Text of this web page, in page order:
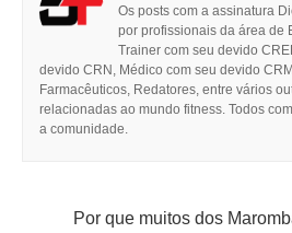
Os posts com a assinatura
por profissionais da área de
Trainer com seu devido
devido CRN, Médico com seu devido
Farmacêuticos, Redatores, entre vários
relacionadas ao mundo fitness. Todos
a comunidade.
Por que muitos dos